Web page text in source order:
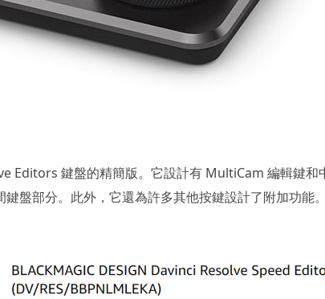
Editors 鍵盤的精簡版。它設計有 MultiCam 編輯鍵和
盤部分。此外，它還為許多其他按鍵設計了附加功能